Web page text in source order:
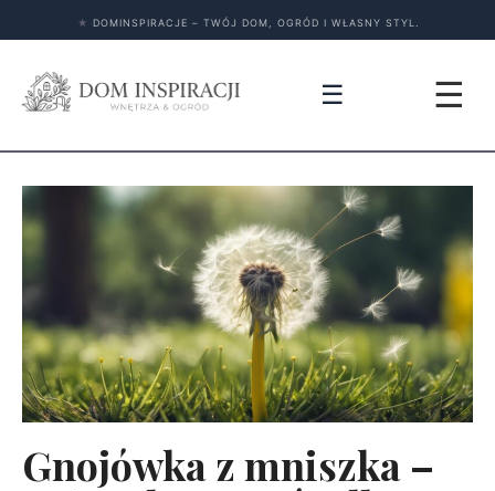
★ DOMINSPIRACJE – TWÓJ DOM, OGRÓD I WŁASNY STYL.
☰ ☰
Gnojówka z mniszka –